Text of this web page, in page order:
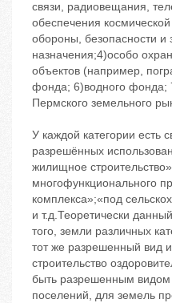
связи, радиовещания,
обеспечения
обороны, безопасности и
назначения;4)особо
объектов (например,
фонда; 6)водного фонда;
Пермского земельного
У каждой категории есть
разрешённых
жилищное
многофункционального
комплекса»;«под
и т.д.Теоретически
того, земли различных
тот же разрешенный вид
строительство
быть разрешенным видом
поселений, для земель